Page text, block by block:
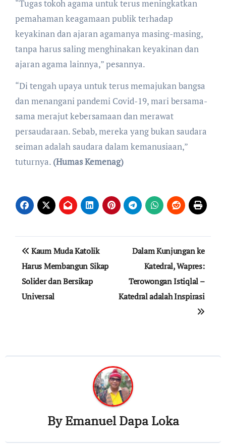
“Tugas tokoh agama untuk terus meningkatkan
pemahaman keagamaan publik terhadap
keyakinan dan ajaran agamanya masing-masing,
tanpa harus saling menghinakan keyakinan dan
ajaran agama lainnya,” pesannya.
“Di tengah upaya untuk terus memajukan bangsa
dan menangani pandemi Covid-19, mari bersama-
sama merajut kebersamaan dan merawat
persaudaraan. Sebab, mereka yang bukan saudara
seiman adalah saudara dalam kemanusiaan,”
tuturnya. (Humas Kemenag)
Post
navigation
Kaum Muda Katolik
Harus Membangun Sikap
Solider dan Bersikap
Universal
Dalam Kunjungan ke
Katedral, Wapres:
Terowongan Istiqlal –
Katedral adalah Inspirasi
ByEmanuel Dapa Loka